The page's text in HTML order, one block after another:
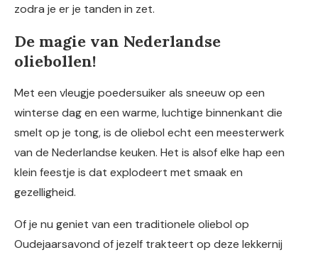
zodra je er je tanden in zet.
De magie van Nederlandse
oliebollen!
Met een vleugje poedersuiker als sneeuw op een
winterse dag en een warme, luchtige binnenkant die
smelt op je tong, is de oliebol echt een meesterwerk
van de Nederlandse keuken. Het is alsof elke hap een
klein feestje is dat explodeert met smaak en
gezelligheid.
Of je nu geniet van een traditionele oliebol op
Oudejaarsavond of jezelf trakteert op deze lekkernij